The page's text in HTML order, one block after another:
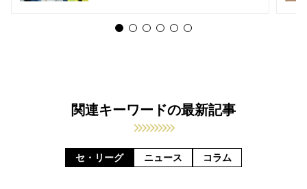
関連キーワードの最新記事
セ・リーグ ニュース コラム